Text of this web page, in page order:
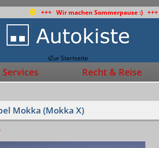
+++ Wir machen Sommerpause :) +++
Zur Startseite
Services Recht & Reise
Mokka (Mokka X)